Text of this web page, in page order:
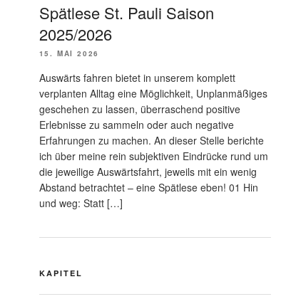
Spätlese St. Pauli Saison
2025/2026
15. MAI 2026
Auswärts fahren bietet in unserem komplett
verplanten Alltag eine Möglichkeit, Unplanmäßiges
geschehen zu lassen, überraschend positive
Erlebnisse zu sammeln oder auch negative
Erfahrungen zu machen. An dieser Stelle berichte
ich über meine rein subjektiven Eindrücke rund um
die jeweilige Auswärtsfahrt, jeweils mit ein wenig
Abstand betrachtet – eine Spätlese eben! 01 Hin
und weg: Statt […]
KAPITEL